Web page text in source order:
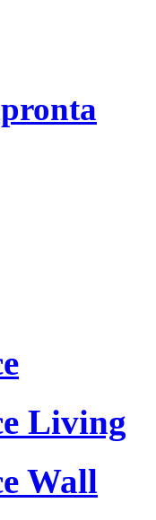
Living
Wall